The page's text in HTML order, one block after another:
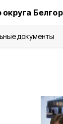
документы